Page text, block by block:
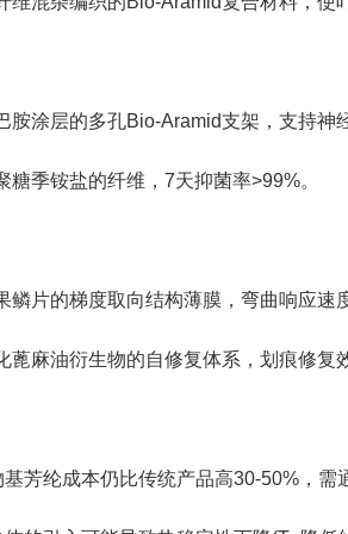
胺涂层的多孔Bio-Aramid支架，支持神
季铵盐的纤维，7天抑菌率>99%。
片的梯度取向结构薄膜，弯曲响应速度
麻油衍生物的自修复体系，划痕修复
芳纶成本仍比传统产品高30-50%，需